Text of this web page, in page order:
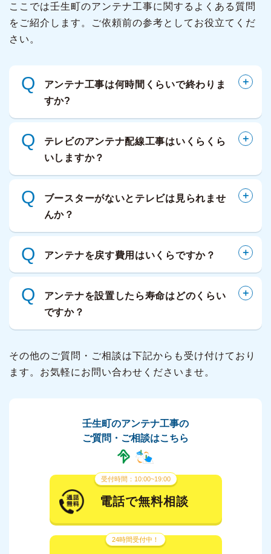
ここでは壬生町のアンテナ工事に関するよくある質問
をご紹介します。ご依頼前の参考としてお役立てくだ
さい。
Q
アンテナ工事は何時間くらいで終わりま
すか?
Q
テレビのアンテナ配線工事はいくらくら
いしますか？
Q
ブースターがないとテレビは見られませ
んか？
Q アンテナを戻す費用はいくらですか？
Q
アンテナを設置したら寿命はどのくらい
ですか？
その他のご質問・ご相談は下記からも受け付けており
ます。お気軽にお問い合わせくださいませ。
壬生町のアンテナ工事の
ご質問・ご相談はこちら
受付時間：10:00~19:00
電話で無料相談
24時間受付中！